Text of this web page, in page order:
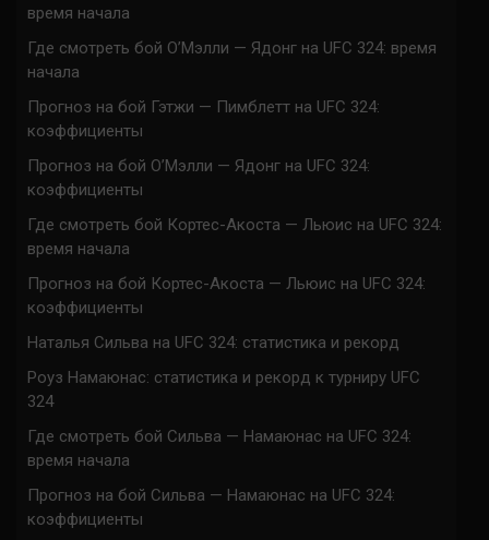
время начала
Где смотреть бой О’Мэлли — Ядонг на UFC 324: время
начала
Прогноз на бой Гэтжи — Пимблетт на UFC 324:
коэффициенты
Прогноз на бой О’Мэлли — Ядонг на UFC 324:
коэффициенты
Где смотреть бой Кортес-Акоста — Льюис на UFC 324:
время начала
Прогноз на бой Кортес-Акоста — Льюис на UFC 324:
коэффициенты
Наталья Сильва на UFC 324: статистика и рекорд
Роуз Намаюнас: статистика и рекорд к турниру UFC
324
Где смотреть бой Сильва — Намаюнас на UFC 324:
время начала
Прогноз на бой Сильва — Намаюнас на UFC 324:
коэффициенты